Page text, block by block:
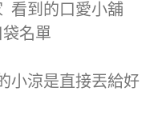
看到的口愛小舖
名單
小涼是直接丟給好